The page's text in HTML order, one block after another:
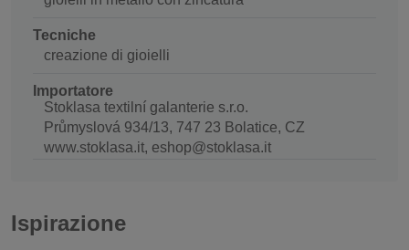
Tecniche
creazione di gioielli
Importatore
Stoklasa textilní galanterie s.r.o.
Průmyslová 934/13, 747 23 Bolatice, CZ
www.stoklasa.it, eshop@stoklasa.it
Ispirazione